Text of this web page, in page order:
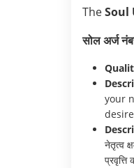
TheSoul
सोल अर्ज
your
नेतृत्व